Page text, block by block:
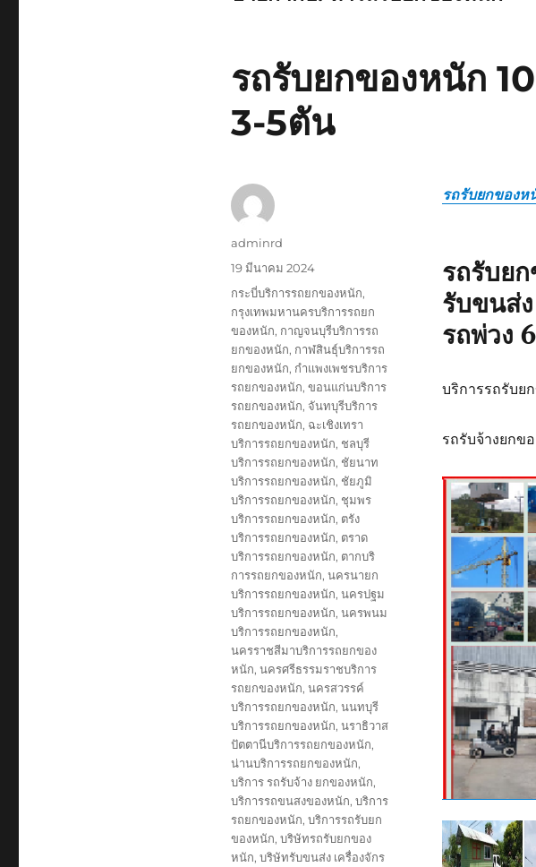
รถรับยกของหนัก
3-5ตัน
รถรับยกของห
รถรับย
รับขนส่ง
รถพ่วง
บริการรถรับย
รถรับจ้างยกข
ผู้
เขียน
adminrd
เขียน
19 มีนาคม 2024
ป้าย
กำกับ
กระบี่บริการรถยกของหนัก,
กรุงเทพมหานครบริการรถยก
ของหนัก, กาญจนบุรีบริการรถ
ยกของหนัก, กาฬสินธุ์บริการรถ
ยกของหนัก, กำแพงเพชรบริการ
รถยกของหนัก, ขอนแก่นบริการ
รถยกของหนัก, จันทบุรีบริการ
รถยกของหนัก, ฉะเชิงเทรา
บริการรถยกของหนัก, ชลบุรี
บริการรถยกของหนัก, ชัยนาท
บริการรถยกของหนัก, ชัยภูมิ
บริการรถยกของหนัก, ชุมพร
บริการรถยกของหนัก, ตรัง
บริการรถยกของหนัก, ตราด
บริการรถยกของหนัก, ตากบริ
การรถยกของหนัก, นครนายก
บริการรถยกของหนัก, นครปฐม
บริการรถยกของหนัก, นครพนม
บริการรถยกของหนัก,
นครราชสีมาบริการรถยกของ
หนัก, นครศรีธรรมราชบริการ
รถยกของหนัก, นครสวรรค์
บริการรถยกของหนัก, นนทบุรี
บริการรถยกของหนัก, นราธิวาส
ปัตตานีบริการรถยกของหนัก,
น่านบริการรถยกของหนัก,
บริการ รถรับจ้าง ยกของหนัก,
บริการรถขนสงของหนัก, บริการ
รถยกของหนัก, บริการรถรับยก
ของหนัก, บริษัทรถรับยกของ
หนัก, บริษัทรับขนส่ง เครื่องจักร